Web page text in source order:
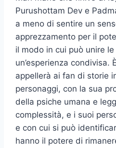
Purushottam Dev e
a meno di sentire un
apprezzamento per il
il modo in cui può unire
un’esperienza condivisa.
appellerà ai fan di storie
personaggi, con la sua
della psiche umana e
complessità, e i suoi
e con cui si può
hanno il potere di